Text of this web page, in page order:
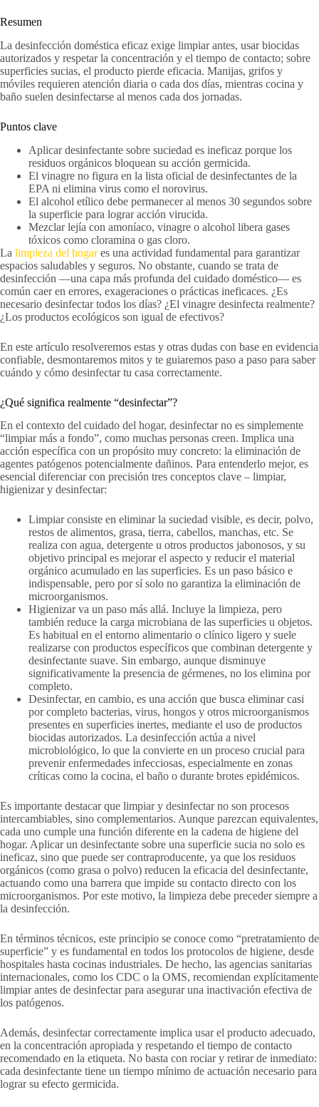
Resumen
La desinfección doméstica eficaz exige limpiar antes, usar biocidas
autorizados y respetar la concentración y el tiempo de contacto; sobre
superficies sucias, el producto pierde eficacia. Manijas, grifos y
móviles requieren atención diaria o cada dos días, mientras cocina y
baño suelen desinfectarse al menos cada dos jornadas.
Puntos clave
Aplicar desinfectante sobre suciedad es ineficaz porque los
residuos orgánicos bloquean su acción germicida.
El vinagre no figura en la lista oficial de desinfectantes de la
EPA ni elimina virus como el norovirus.
El alcohol etílico debe permanecer al menos 30 segundos sobre
la superficie para lograr acción virucida.
Mezclar lejía con amoníaco, vinagre o alcohol libera gases
tóxicos como cloramina o gas cloro.
La limpieza del hogares una actividad fundamental para garantizar
espacios saludables y seguros. No obstante, cuando se trata de
desinfección —una capa más profunda del cuidado doméstico— es
común caer en errores, exageraciones o prácticas ineficaces. ¿Es
necesario desinfectar todos los días? ¿El vinagre desinfecta realmente?
¿Los productos ecológicos son igual de efectivos?
En este artículo resolveremos estas y otras dudas con base en evidencia
confiable, desmontaremos mitos y te guiaremos paso a paso para saber
cuándo y cómo desinfectar tu casa correctamente.
¿Qué significa realmente “desinfectar”?
En el contexto del cuidado del hogar, desinfectar no es simplemente
“limpiar más a fondo”, como muchas personas creen. Implica una
acción específica con un propósito muy concreto: la eliminación de
agentes patógenos potencialmente dañinos. Para entenderlo mejor, es
esencial diferenciar con precisión tres conceptos clave – limpiar,
higienizar y desinfectar:
Limpiar consiste en eliminar la suciedad visible, es decir, polvo,
restos de alimentos, grasa, tierra, cabellos, manchas, etc. Se
realiza con agua, detergente u otros productos jabonosos, y su
objetivo principal es mejorar el aspecto y reducir el material
orgánico acumulado en las superficies. Es un paso básico e
indispensable, pero por sí solo no garantiza la eliminación de
microorganismos.
Higienizar va un paso más allá. Incluye la limpieza, pero
también reduce la carga microbiana de las superficies u objetos.
Es habitual en el entorno alimentario o clínico ligero y suele
realizarse con productos específicos que combinan detergente y
desinfectante suave. Sin embargo, aunque disminuye
significativamente la presencia de gérmenes, no los elimina por
completo.
Desinfectar, en cambio, es una acción que busca eliminar casi
por completo bacterias, virus, hongos y otros microorganismos
presentes en superficies inertes, mediante el uso de productos
biocidas autorizados. La desinfección actúa a nivel
microbiológico, lo que la convierte en un proceso crucial para
prevenir enfermedades infecciosas, especialmente en zonas
críticas como la cocina, el baño o durante brotes epidémicos.
Es importante destacar que limpiar y desinfectar no son procesos
intercambiables, sino complementarios. Aunque parezcan equivalentes,
cada uno cumple una función diferente en la cadena de higiene del
hogar. Aplicar un desinfectante sobre una superficie sucia no solo es
ineficaz, sino que puede ser contraproducente, ya que los residuos
orgánicos (como grasa o polvo) reducen la eficacia del desinfectante,
actuando como una barrera que impide su contacto directo con los
microorganismos. Por este motivo, la limpieza debe preceder siempre a
la desinfección.
En términos técnicos, este principio se conoce como “pretratamiento de
superficie” y es fundamental en todos los protocolos de higiene, desde
hospitales hasta cocinas industriales. De hecho, las agencias sanitarias
internacionales, como los CDC o la OMS, recomiendan explícitamente
limpiar antes de desinfectar para asegurar una inactivación efectiva de
los patógenos.
Además, desinfectar correctamente implica usar el producto adecuado,
en la concentración apropiada y respetando el tiempo de contacto
recomendado en la etiqueta. No basta con rociar y retirar de inmediato:
cada desinfectante tiene un tiempo mínimo de actuación necesario para
lograr su efecto germicida.